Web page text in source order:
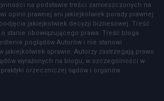
na podstawie treści zamieszczonych na
opinii prawnej ani jakiejkolwiek porady prawnej
jakiejkolwiek decyzji biznesowej. Treść
stanie obowiązującego prawa. Treść bloga
poglądów Autorów i nie stanowi
jakiejkolwiek sprawie. Autorzy zastrzegają prawo
wyrażonych na blogu, w szczególności w
orzeczniczej sądów i organów